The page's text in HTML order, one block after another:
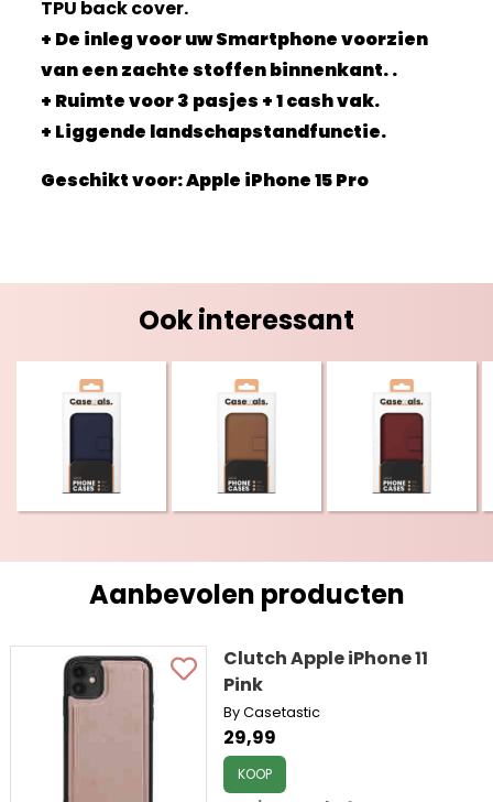
TPU back cover.
+ De inleg voor uw Smartphone voorzien
van een zachte stoffen binnenkant. .
+ Ruimte voor 3 pasjes + 1 cash vak.
+ Liggende landschapstandfunctie.
Geschikt voor: Apple iPhone 15 Pro
Ook interessant
Aanbevolen producten
Clutch Apple iPhone 11
Pink
By Casetastic
29,99
KOOP